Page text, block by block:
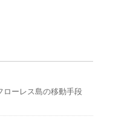
ローレス島の移動手段